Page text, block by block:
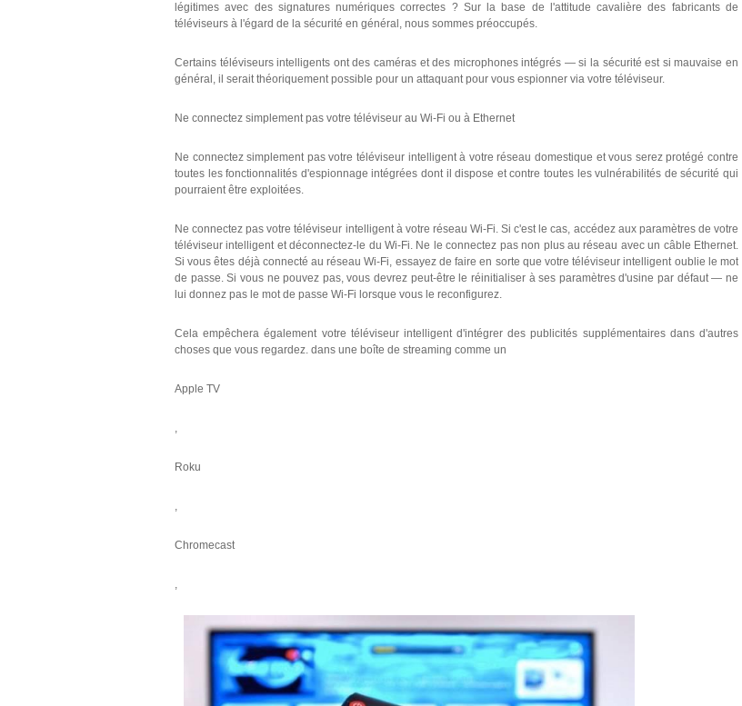
légitimes avec des signatures numériques correctes ? Sur la base de l'attitude cavalière des fabricants de
téléviseurs à l'égard de la sécurité en général, nous sommes préoccupés.
Certains téléviseurs intelligents ont des caméras et des microphones intégrés — si la sécurité est si mauvaise en
général, il serait théoriquement possible pour un attaquant pour vous espionner via votre téléviseur.
Ne connectez simplement pas votre téléviseur au Wi-Fi ou à Ethernet
Ne connectez simplement pas votre téléviseur intelligent à votre réseau domestique et vous serez protégé contre
toutes les fonctionnalités d'espionnage intégrées dont il dispose et contre toutes les vulnérabilités de sécurité qui
pourraient être exploitées.
Ne connectez pas votre téléviseur intelligent à votre réseau Wi-Fi. Si c'est le cas, accédez aux paramètres de votre
téléviseur intelligent et déconnectez-le du Wi-Fi. Ne le connectez pas non plus au réseau avec un câble Ethernet.
Si vous êtes déjà connecté au réseau Wi-Fi, essayez de faire en sorte que votre téléviseur intelligent oublie le mot
de passe. Si vous ne pouvez pas, vous devrez peut-être le réinitialiser à ses paramètres d'usine par défaut — ne
lui donnez pas le mot de passe Wi-Fi lorsque vous le reconfigurez.
Cela empêchera également votre téléviseur intelligent d'intégrer des publicités supplémentaires dans d'autres
choses que vous regardez. dans une boîte de streaming comme un
Apple TV
,
Roku
,
Chromecast
,